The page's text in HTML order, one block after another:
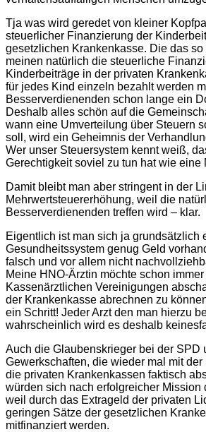
Tja was wird geredet von kleiner
steuerlicher Finanzierung der
gesetzlichen Krankenkasse. Die das so
meinen natürlich die steuerliche
Kinderbeiträge in der privaten
für jedes Kind einzeln bezahlt werden
Besserverdienenden schon lange ein
Deshalb alles schön auf die
wann eine Umverteilung über Steuern
soll, wird ein Geheimnis der
Wer unser Steuersystem kennt weiß,
Gerechtigkeit soviel zu tun hat wie eine
Damit bleibt man aber stringent in der
Mehrwertsteuererhöhung, weil die
Besserverdienenden treffen wird – klar.
Eigentlich ist man sich ja grundsätzlich
Gesundheitssystem genug Geld
falsch und vor allem nicht
Meine HNO-Ärztin möchte schon
Kassenärztlichen Vereinigungen
der Krankenkasse abrechnen zu
ein Schritt! Jeder Arzt den man hierzu
wahrscheinlich wird es deshalb
Auch die Glaubenskrieger bei der SPD
Gewerkschaften, die wieder mal mit
die privaten Krankenkassen faktisch
würden sich nach erfolgreicher Mission
weil durch das Extrageld der privaten
geringen Sätze der gesetzlichen
mitfinanziert werden.